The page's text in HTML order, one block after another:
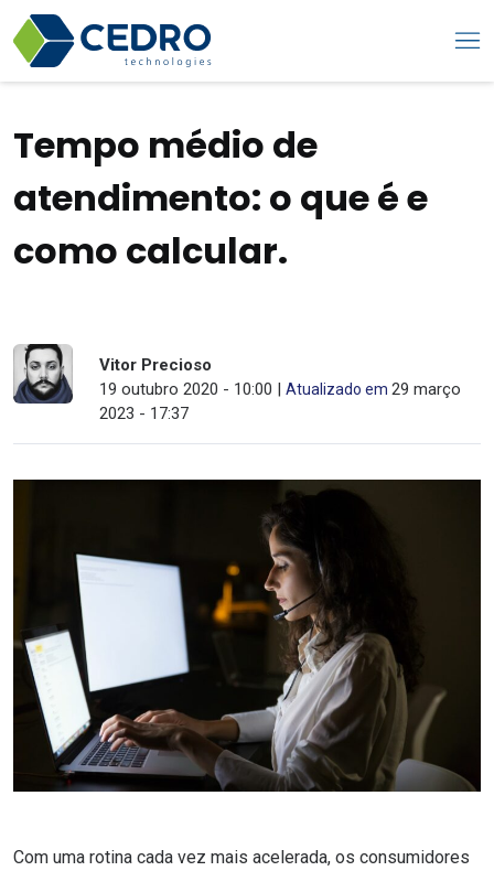
Tempo médio de
atendimento: o que é e
como calcular.
Vitor Precioso
19 outubro 2020 - 10:00 | Atualizado em 29 março
2023 - 17:37
Com uma rotina cada vez mais acelerada, os consumidores